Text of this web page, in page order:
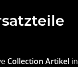
Collection Artikel